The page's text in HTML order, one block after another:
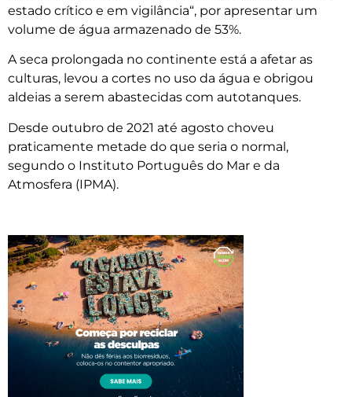
estado crítico e em vigilância“, por apresentar um
volume de água armazenado de 53%.
A seca prolongada no continente está a afetar as
culturas, levou a cortes no uso da água e obrigou
aldeias a serem abastecidas com autotanques.
Desde outubro de 2021 até agosto choveu
praticamente metade do que seria o normal,
segundo o Instituto Português do Mar e da
Atmosfera (IPMA).